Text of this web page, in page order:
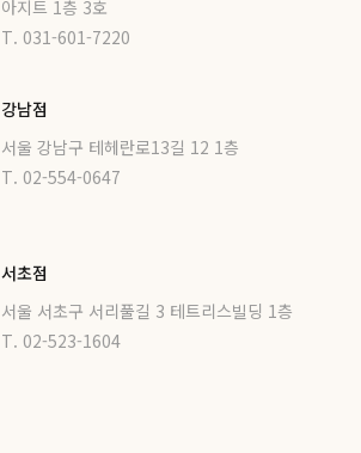
아지트 1층 3호
T. 031-601-7220
강남점
서울 강남구 테헤란로13길 12 1층
T. 02-554-0647
서초점
서울 서초구 서리풀길 3 테트리스빌딩 1층
T. 02-523-1604